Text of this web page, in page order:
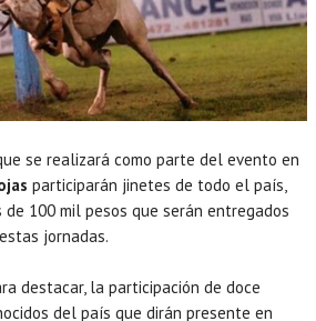
se realizará como parte del evento en
participarán jinetes de todo el país,
100 mil pesos que serán entregados
jornadas.
destacar, la participación de doce
del país que dirán presente en